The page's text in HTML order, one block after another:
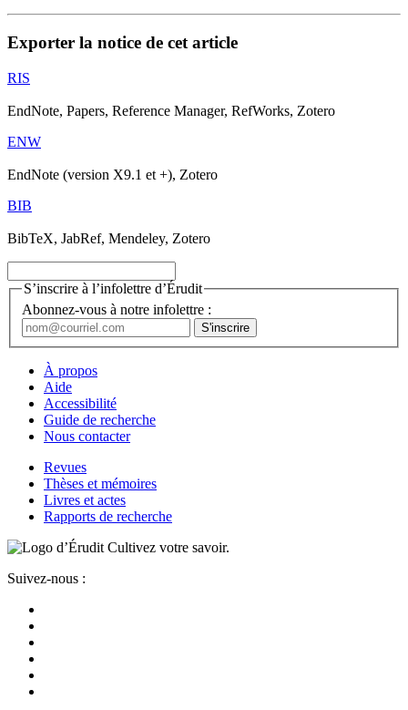
Exporter la notice de cet article
RIS
EndNote, Papers, Reference Manager, RefWorks, Zotero
ENW
EndNote (version X9.1 et +), Zotero
BIB
BibTeX, JabRef, Mendeley, Zotero
S’inscrire à l’infolettre d’Érudit
Abonnez-vous à notre infolettre :
À propos
Aide
Accessibilité
Guide de recherche
Nous contacter
Revues
Thèses et mémoires
Livres et actes
Rapports de recherche
Cultivez votre savoir.
Suivez-nous :